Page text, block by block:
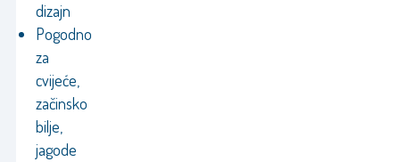
dizajn
Pogodno
za
cvijeće,
začinsko
bilje,
jagode